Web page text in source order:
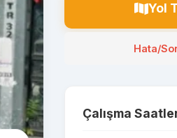
Yol
Hata/
Çalışma